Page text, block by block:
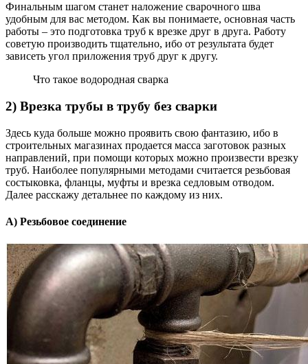
Финальным шагом станет наложение сварочного шва
удобным для вас методом. Как вы понимаете, основная часть
работы – это подготовка труб к врезке друг в друга. Работу
советую производить тщательно, ибо от результата будет
зависеть угол приложения труб друг к другу.
Что такое водородная сварка
2) Врезка трубы в трубу без сварки
Здесь куда больше можно проявить свою фантазию, ибо в
строительных магазинах продается масса заготовок разных
направлений, при помощи которых можно произвести врезку
труб. Наиболее популярными методами считается резьбовая
состыковка, фланцы, муфты и врезка седловым отводом.
Далее расскажу детальнее по каждому из них.
А) Резьбовое соединение